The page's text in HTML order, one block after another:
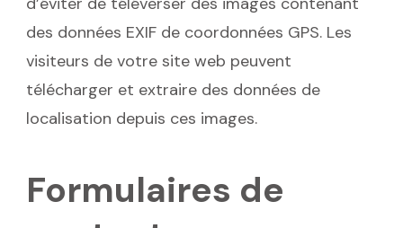
des données EXIF de coordonnées GPS. Les
visiteurs de votre site web peuvent
télécharger et extraire des données de
localisation depuis ces images.
Formulaires de